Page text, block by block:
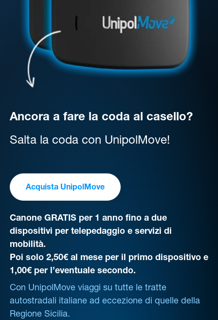
Ancora a fare la coda al casello?
Salta la coda con UnipolMove!
Acquista UnipolMove
Canone GRATIS per 1 anno fino a due
dispositivi per telepedaggio e servizi di
mobilità.
Poi solo 2,50€ al mese per il primo dispositivo e
1,00€ per l’eventuale secondo.
Con UnipolMove viaggi su tutte le tratte
autostradali italiane ad eccezione di quelle della
Regione Sicilia.